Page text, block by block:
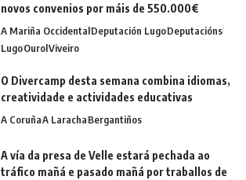
novos convenios por máis de 550.000€
A Mariña OccidentalDeputación LugoDeputacións
LugoOurolViveiro
O Divercamp desta semana combina idiomas,
creatividade e actividades educativas
A CoruñaA LarachaBergantiños
A vía da presa de Velle estará pechada ao
tráfico mañá e pasado mañá por traballos de